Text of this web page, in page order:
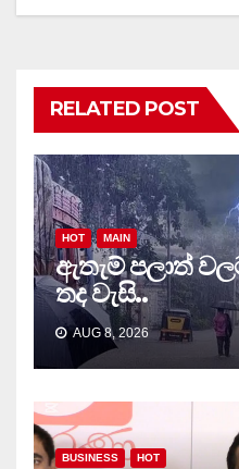
RELATED POST
HOT MAIN
ඇතැම් පලාත්
තද වැසි..
AUG 8, 2026
BUSINESS HOT